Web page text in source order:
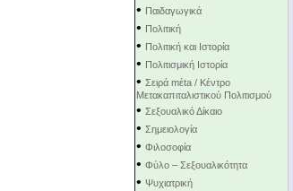
• Παιδαγωγικά
• Πολιτική
• Πολιτική και Ιστορία
• Πολιτισμική Ιστορία
• Σειρά mέta / Κέντρο
Μετακαπιταλιστικού Πολιτισμού
• Σεξουαλικό Δίκαιο
• Σημειολογία
• Φιλοσοφία
• Φύλο – Σεξουαλικότητα
• Ψυχιατρική